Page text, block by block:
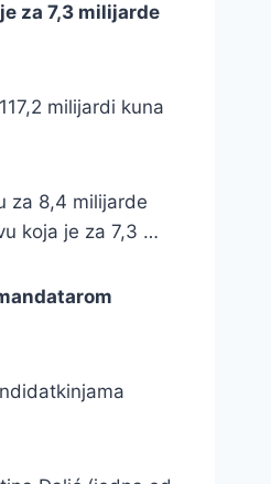
za 7,3 milijarde
milijardi kuna
za 8,4 milijarde
koja je za 7,3 …